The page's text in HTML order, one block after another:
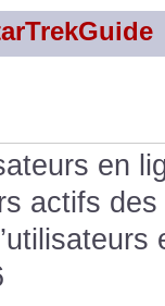
JE vous
en
actifs